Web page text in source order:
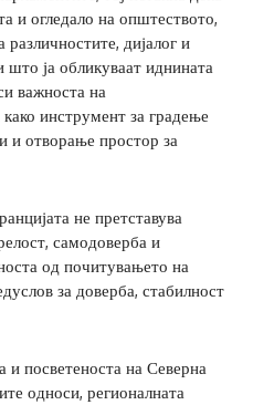
и огледало на општеството,
дијалог и
ја обликуваат иднината
важноста на
инструмент за градење
и отворање простор за
не претставува
самодоверба и
од почитувањето на
за доверба, стабилност
и посветеноста на Северна
односи, регионалната